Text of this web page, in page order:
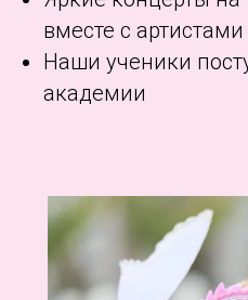
вместе с
Наши ученики
академии